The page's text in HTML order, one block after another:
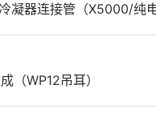
凝器连接管（X5000/纯
（WP12吊耳）